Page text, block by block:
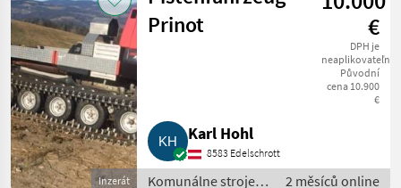
Inzerát
Prinot
€
DPH je
neaplikovateľné
Původní
cena 10.900
€
Karl Hohl
8583 Edelschrott
Komunálne stroje /
2 měsíců online